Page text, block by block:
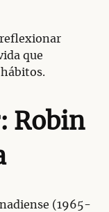
reflexionar
que
Robin
(1965-